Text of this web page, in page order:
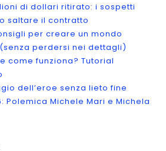
di dollari ritirato: i sospetti
saltare il contratto
per creare un mondo
perdersi nei dettagli)
come funziona? Tutorial
dell’eroe senza lieto fine
Polemica Michele Mari e Michela